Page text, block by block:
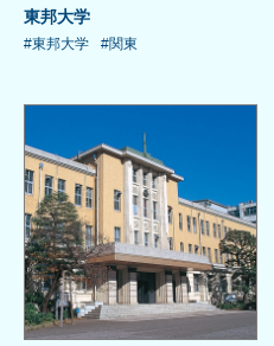
東邦大学
#東邦大学 #関東